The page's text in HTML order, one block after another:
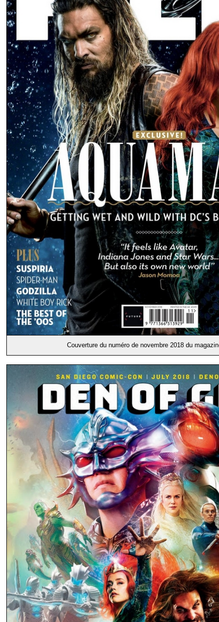
Couverture du numéro de novembre 2018 du